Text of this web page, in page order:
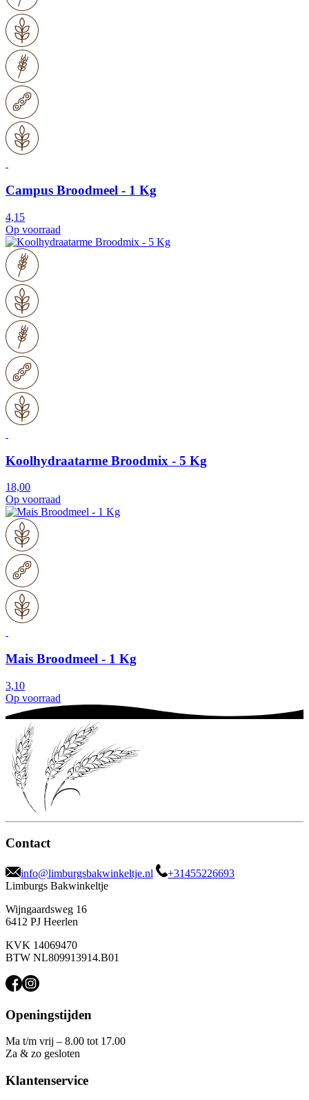
Campus Broodmeel - 1 Kg
4,15
Op voorraad
Koolhydraatarme Broodmix - 5 Kg
18,00
Op voorraad
Mais Broodmeel - 1 Kg
3,10
Op voorraad
Contact
info@limburgsbakwinkeltje.nl
+31455226693
Limburgs Bakwinkeltje
Wijngaardsweg 16
6412 PJ Heerlen
KVK 14069470
BTW NL809913914.B01
Openingstijden
Ma t/m vrij – 8.00 tot 17.00
Za & zo gesloten
Klantenservice